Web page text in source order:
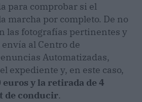
para comprobar si el
marcha por completo. De no
las fotografías pertinentes y
al Centro de
Automatizadas,
expediente y, en este caso,
euros y la retirada de 4
de conducir.